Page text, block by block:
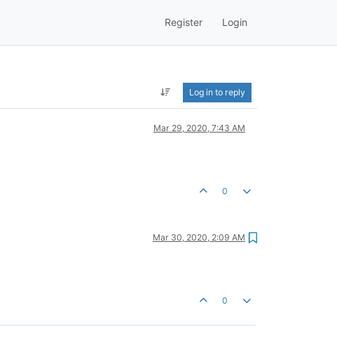
Register Login
Log in to reply
Mar 29, 2020, 7:43 AM
0
Mar 30, 2020, 2:09 AM
0